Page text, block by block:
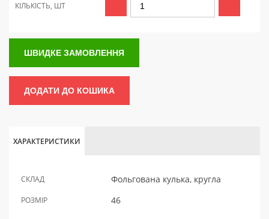
КІЛЬКІСТЬ, ШТ
ШВИДКЕ ЗАМОВЛЕННЯ
ДОДАТИ ДО КОШИКА
ХАРАКТЕРИСТИКИ
СКЛАД Фольгована кулька, кругла
РОЗМІР 46